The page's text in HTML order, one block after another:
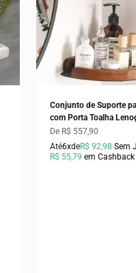
Conjunto de Suporte
com Porta Toalha
Preço promocional
De R$ 557,90
Até6xdeR$ 92,98 Sem
R$ 55,79 em Cashback